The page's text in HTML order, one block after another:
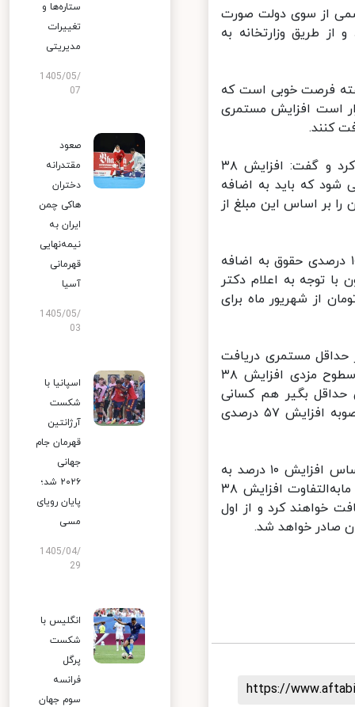
از سوی دولت صورت
طریق وزارتخانه به
فرصت خوبی است که
است افزایش مستمری
کنند.
وی درعین حال به مصوبه افزایش ۳۸ درصدی حقوق بازنشستگان اشاره کرد و گفت: افزایش ۳۸
که باید به اضافه
را بر اساس این مبلغ از
حوزه کار تصریح کرد: سازمان تامین اجتماعی قبلا افزایش ۱۰ درصدی حقوق به اضافه
با توجه به اعلام دکتر
ـ افزایش ۳۸ درصدی به اضافه ۵۱۵ هزار تومان از شهریور ماه برای
مستمری دریافت
می‌کنند و حدود ۸۰۰ هزار تا ۸۵۰ هزار نفر هستند که تحت عنوان سایر سطوح مزدی افزایش ۳۸
حداقل بگیر هم کسانی
هستند که حداقل مستمری را دریافت می کنند که در خصوص آنها قبلا مصوبه افزایش ۵۷ درصدی
وی در خصوص آن دسته از بازنشستگانی که حقوق و مستمری خود را بر اساس افزایش ۱۰ درصد به
اضافه ۶۵۰ هزار تومان دریافت کردند نیز، گفت: این دسته از بازنشستگان مابه‌التفاوت افزایش ۳۸
خواهند کرد و از اول
https://
ستاره‌ها و
تغییرات
مدیریتی
1405/05/
07
صعود
مقتدرانه
دختران
هاکی چمن
ایران به
نیمه‌نهایی
قهرمانی
آسیا
1405/05/
03
اسپانیا با
شکست
آرژانتین
قهرمان جام
جهانی
۲۰۲۶ شد؛
پایان رویای
مسی
1405/04/
29
انگلیس با
شکست
پرگل
فرانسه
سوم جهان